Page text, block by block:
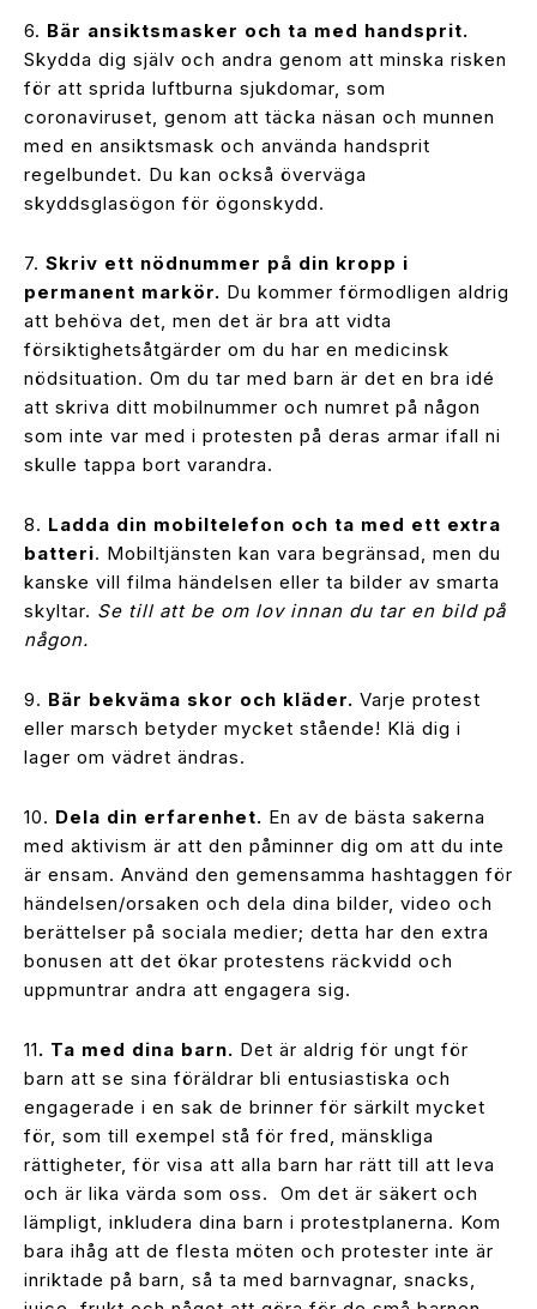
6. Bär ansiktsmasker och ta med handsprit.
Skydda dig själv och andra genom att minska risken
för att sprida luftburna sjukdomar, som
coronaviruset, genom att täcka näsan och munnen
med en ansiktsmask och använda handsprit
regelbundet. Du kan också överväga
skyddsglasögon för ögonskydd.
7. Skriv ett nödnummer på din kropp i
permanent markör. Du kommer förmodligen aldrig
att behöva det, men det är bra att vidta
försiktighetsåtgärder om du har en medicinsk
nödsituation. Om du tar med barn är det en bra idé
att skriva ditt mobilnummer och numret på någon
som inte var med i protesten på deras armar ifall ni
skulle tappa bort varandra.
8. Ladda din mobiltelefon och ta med ett extra
batteri. Mobiltjänsten kan vara begränsad, men du
kanske vill filma händelsen eller ta bilder av smarta
skyltar. Se till att be om lov innan du tar en bild på
någon.
9. Bär bekväma skor och kläder. Varje protest
eller marsch betyder mycket stående! Klä dig i
lager om vädret ändras.
10. Dela din erfarenhet. En av de bästa sakerna
med aktivism är att den påminner dig om att du inte
är ensam. Använd den gemensamma hashtaggen för
händelsen/orsaken och dela dina bilder, video och
berättelser på sociala medier; detta har den extra
bonusen att det ökar protestens räckvidd och
uppmuntrar andra att engagera sig.
11. Ta med dina barn. Det är aldrig för ungt för
barn att se sina föräldrar bli entusiastiska och
engagerade i en sak de brinner för särkilt mycket
för, som till exempel stå för fred, mänskliga
rättigheter, för visa att alla barn har rätt till att leva
och är lika värda som oss. Om det är säkert och
lämpligt, inkludera dina barn i protestplanerna. Kom
bara ihåg att de flesta möten och protester inte är
inriktade på barn, så ta med barnvagnar, snacks,